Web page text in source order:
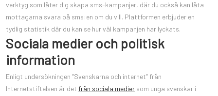
verktyg som låter dig skapa sms-kampanjer, där du också kan låta
mottagarna svara på sms:en om du vill. Plattformen erbjuder en
tydlig statistik där du kan se hur väl kampanjen har lyckats.
Sociala medier och politisk
information
Enligt undersökningen ”Svenskarna och internet” från
Internetstiftelsen är det från sociala medier som unga svenskar i